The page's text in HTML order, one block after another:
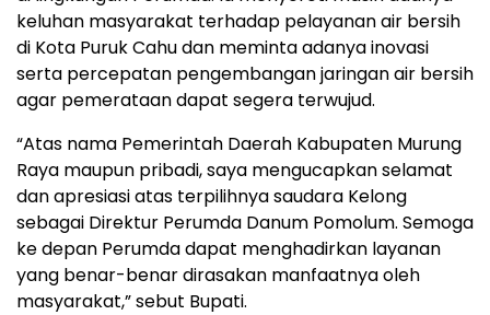
keluhan masyarakat terhadap pelayanan air bersih
di Kota Puruk Cahu dan meminta adanya inovasi
serta percepatan pengembangan jaringan air bersih
agar pemerataan dapat segera terwujud.
“Atas nama Pemerintah Daerah Kabupaten Murung
Raya maupun pribadi, saya mengucapkan selamat
dan apresiasi atas terpilihnya saudara Kelong
sebagai Direktur Perumda Danum Pomolum. Semoga
ke depan Perumda dapat menghadirkan layanan
yang benar-benar dirasakan manfaatnya oleh
masyarakat,” sebut Bupati.